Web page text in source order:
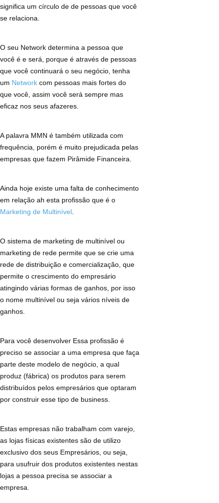
significa um círculo de de pessoas que você
se relaciona.
O seu Network determina a pessoa que
você é e será, porque é através de pessoas
que você continuará o seu negócio, tenha
um Network com pessoas mais fortes do
que você, assim você será sempre mas
eficaz nos seus afazeres.
A palavra MMN é também utilizada com
frequência, porém é muito prejudicada pelas
empresas que fazem Pirâmide Financeira.
Ainda hoje existe uma falta de conhecimento
em relação ah esta profissão que é o
Marketing de Multinível
O sistema de marketing de multinível ou
marketing de rede permite que se crie uma
rede de distribuição e comercialização, que
permite o crescimento do empresário
atingindo várias formas de ganhos, por isso
o nome multinível ou seja vários níveis de
ganhos.
Para você desenvolver Essa profissão é
preciso se associar a uma empresa que faça
parte deste modelo de negócio, a qual
produz (fábrica) os produtos para serem
distribuídos pelos empresários que optaram
por construir esse tipo de business.
Estas empresas não trabalham com varejo,
as lojas físicas existentes são de utilizo
exclusivo dos seus Empresários, ou seja,
para usufruir dos produtos existentes nestas
lojas a pessoa precisa se associar a
empresa.